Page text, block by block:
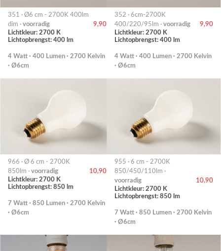
351 · Ø6 cm - 2700K 400lm
dim · voorradig
9,90
Lichtkleur: 2700 K
Lichtopbrengst: 400 lm
4 Watt · 400 Lumen · 2700 Kelvin
· Ø6cm
352 · 6cm-2700K
400/220/95lm · voorradig
9,90
Lichtkleur: 2700 K
Lichtopbrengst: 400 lm
4 Watt · 400 Lumen · 2700 Kelvin
· Ø6cm
966 · Ø 6 cm - 2700K
850lm · voorradig
10,90
Lichtkleur: 2700 K
Lichtopbrengst: 850 lm
7 Watt · 850 Lumen · 2700 Kelvin
· Ø6cm
955 · 6 cm - 2700K
850/450/110lm ·
voorradig
10,90
Lichtkleur: 2700 K
Lichtopbrengst: 850 lm
7 Watt · 850 Lumen · 2700 Kelvin
· Ø6cm